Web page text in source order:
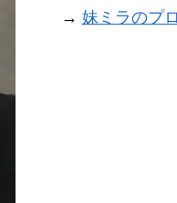
→ 妹ミラのプ